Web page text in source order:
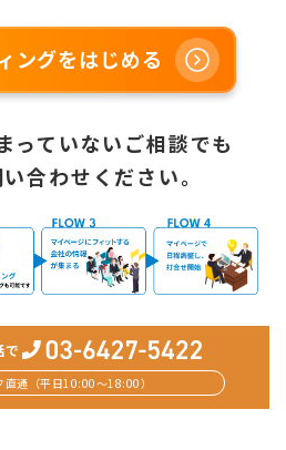
ングをはじめる
っていないご相談でも
合わせください。
で
直通（平日10:00〜18:00）